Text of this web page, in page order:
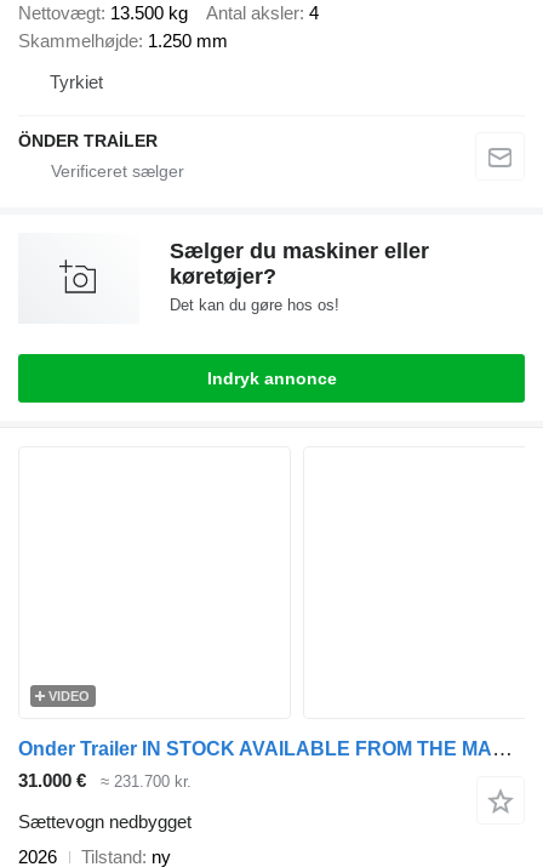
Nettovægt 13.500 kg Antal aksler 4
Skammelhøjde 1.250 mm
Tyrkiet
ÖNDER TRAİLER
Sælger du maskiner eller
køretøjer?
Det kan du gøre hos os!
Indryk annonce
VIDEO
Onder Trailer IN STOCK AVAILABLE FROM THE MANUFACTURER!!! AGM03 low-loader 3 a
31.000 € ≈ 231.700 kr.
Sættevogn nedbygget
2026
Tilstand ny